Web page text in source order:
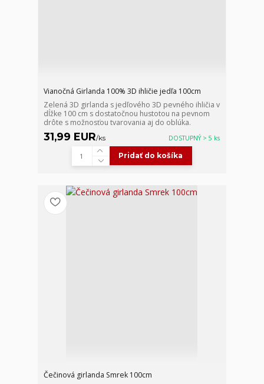
Vianočná Girlanda 100% 3D ihličie jedľa 100cm
Zelená 3D girlanda s jedľového 3D pevného ihličia v
dĺžke 100 cm s dostatočnou hustotou na pevnom
drôte s možnosťou tvarovania aj do oblúka.
31,99 EUR/ks DOSTUPNÝ > 5 ks
Pridať do košíka
Čečinová girlanda Smrek 100cm